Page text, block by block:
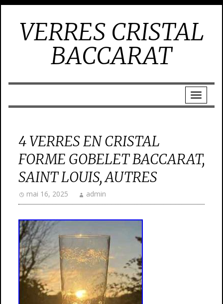
VERRES CRISTAL
BACCARAT
4 VERRES EN CRISTAL
FORME GOBELET BACCARAT,
SAINT LOUIS, AUTRES
mai 16, 2025 admin